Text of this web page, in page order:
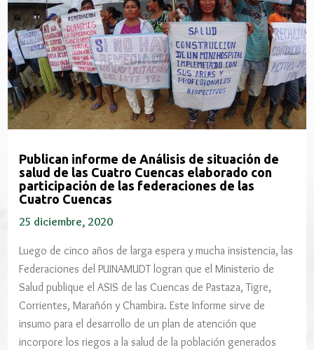
Publican informe de Análisis de situación de
salud de las Cuatro Cuencas elaborado con
participación de las federaciones de las
Cuatro Cuencas
25 diciembre, 2020
Luego de cinco años de larga espera y mucha insistencia, las
Federaciones del PUINAMUDT logran que el Ministerio de
Salud publique el ASIS de las Cuencas de Pastaza, Tigre,
Corrientes, Marañón y Chambira. Este Informe sirve de
insumo para el desarrollo de un plan de atención que
incorpore los riegos a la salud de la población generados